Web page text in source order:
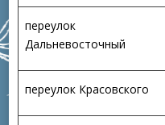
переулок
Дальневосточный
переулок Красовского